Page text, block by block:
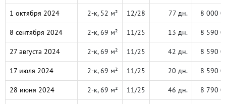
1 октября 2024 2-к, 52 м² 12/28 77 дн. 8 000
8 сентября 2024 2-к, 69 м² 11/25 13 дн. 8 590
27 августа 2024 2-к, 69 м² 11/25 42 дн. 8 590
17 июля 2024 2-к, 69 м² 11/25 20 дн. 8 590
28 июня 2024 2-к, 69 м² 11/25 46 дн. 8 790